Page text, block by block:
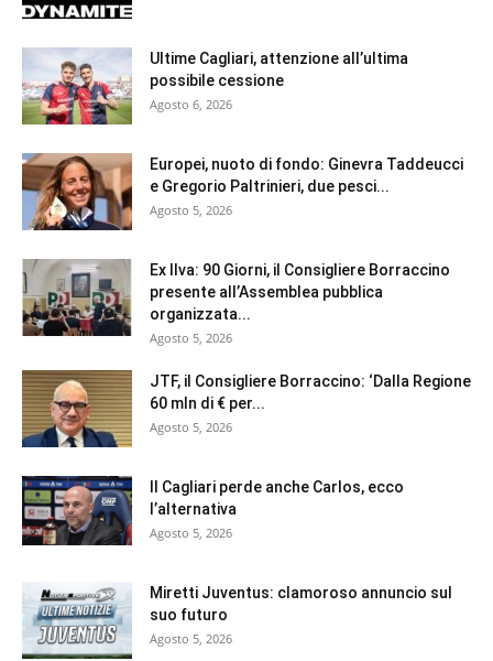
Ultime Cagliari, attenzione all’ultima
possibile cessione
Agosto 6, 2026
Europei, nuoto di fondo: Ginevra Taddeucci
e Gregorio Paltrinieri, due pesci...
Agosto 5, 2026
Ex Ilva: 90 Giorni, il Consigliere Borraccino
presente all’Assemblea pubblica
organizzata...
Agosto 5, 2026
JTF, il Consigliere Borraccino: ‘Dalla Regione
60 mln di € per...
Agosto 5, 2026
Il Cagliari perde anche Carlos, ecco
l’alternativa
Agosto 5, 2026
Miretti Juventus: clamoroso annuncio sul
suo futuro
Agosto 5, 2026